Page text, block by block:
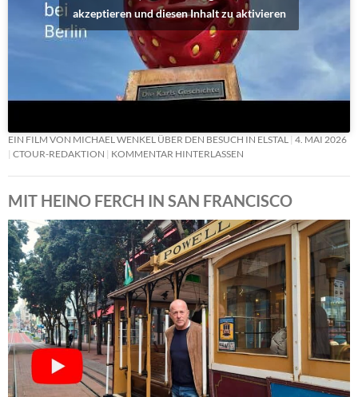
akzeptieren und diesen Inhalt zu aktivieren
EIN FILM VON MICHAEL WENKEL ÜBER DEN BESUCH IN ELSTAL
4. MAI 2026
CTOUR-REDAKTION
KOMMENTAR HINTERLASSEN
MIT HEINO FERCH IN SAN FRANCISCO